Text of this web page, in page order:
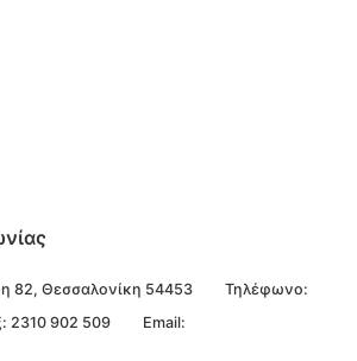
82, Θεσσαλονίκη 54453
Τηλέφωνο:
2310 902 509
Email: